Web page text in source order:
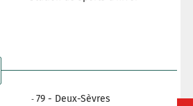
79 - Deux-Sèvres